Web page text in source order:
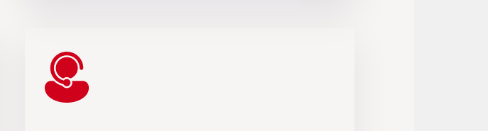
Трухина, Маргарита Якимова, Алексей Варущенко, Игорь
Алексей Краснёнков, Павел Ворожцов, Валерий Трошин, Артём
Поршин, Мухтар-Али Мурзин, Мария Фомина, Вероника Васант,